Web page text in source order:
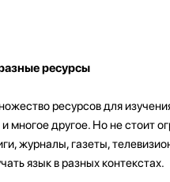
ресурсы
ресурсов для
многое другое. Но не стоит
журналы, газеты,
язык в разных контекстах.